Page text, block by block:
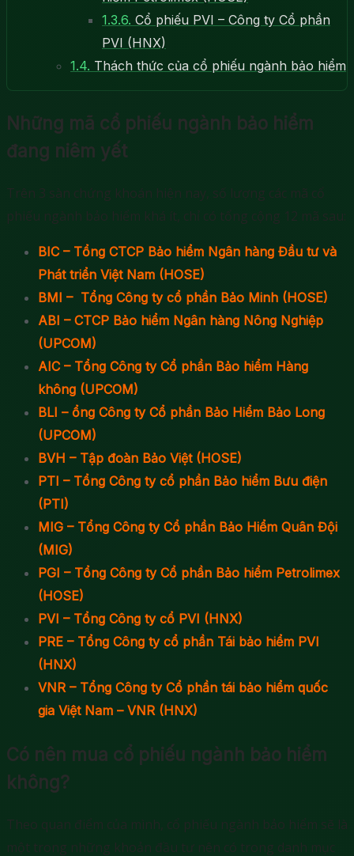
1.3.6. Cổ phiếu PVI – Công ty Cổ phần
PVI (HNX)
1.4. Thách thức của cổ phiếu ngành bảo hiểm
Những mã cổ phiếu ngành bảo hiểm
đang niêm yết
Trên 3 sàn chứng khoán hiện nay, số lượng các mã cổ
phiếu ngành bảo hiểm khá ít, chỉ có tổng cộng 12 mã sau:
BIC – Tổng CTCP Bảo hiểm Ngân hàng Đầu tư và
Phát triển Việt Nam (HOSE)
BMI – Tổng Công ty cổ phần Bảo Minh (HOSE)
ABI – CTCP Bảo hiểm Ngân hàng Nông Nghiệp
(UPCOM)
AIC – Tổng Công ty Cổ phần Bảo hiểm Hàng
không (UPCOM)
BLI – ổng Công ty Cổ phần Bảo Hiểm Bảo Long
(UPCOM)
BVH – Tập đoàn Bảo Việt (HOSE)
PTI – Tổng Công ty cổ phần Bảo hiểm Bưu điện
(PTI)
MIG – Tổng Công ty Cổ phần Bảo Hiểm Quân Đội
(MIG)
PGI – Tổng Công ty Cổ phần Bảo hiểm Petrolimex
(HOSE)
PVI – Tổng Công ty cổ PVI (HNX)
PRE – Tổng Công ty cổ phần Tái bảo hiểm PVI
(HNX)
VNR – Tổng Công ty Cổ phần tái bảo hiểm quốc
gia Việt Nam – VNR (HNX)
Có nên mua cổ phiếu ngành bảo hiểm
không?
Theo quan điểm của mình, cổ phiếu ngành bảo hiểm sẽ là
một trong những khoản đầu tư nên có trong danh mục